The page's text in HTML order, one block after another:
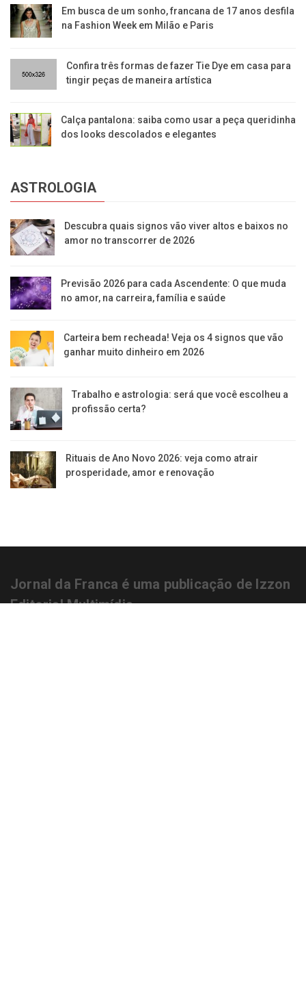
Em busca de um sonho, francana de 17 anos desfila
na Fashion Week em Milão e Paris
Confira três formas de fazer Tie Dye em casa para
tingir peças de maneira artística
Calça pantalona: saiba como usar a peça queridinha
dos looks descolados e elegantes
ASTROLOGIA
Descubra quais signos vão viver altos e baixos no
amor no transcorrer de 2026
Previsão 2026 para cada Ascendente: O que muda
no amor, na carreira, família e saúde
Carteira bem recheada! Veja os 4 signos que vão
ganhar muito dinheiro em 2026
Trabalho e astrologia: será que você escolheu a
profissão certa?
Rituais de Ano Novo 2026: veja como atrair
prosperidade, amor e renovação
Jornal da Franca é uma publicação de Izzon
Editorial Multimídia